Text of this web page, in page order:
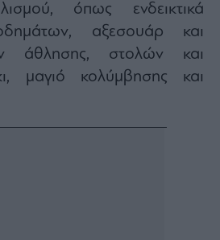
όπως ενδεικτικά
αξεσουάρ και
άθλησης, στολών και
μαγιό κολύμβησης και